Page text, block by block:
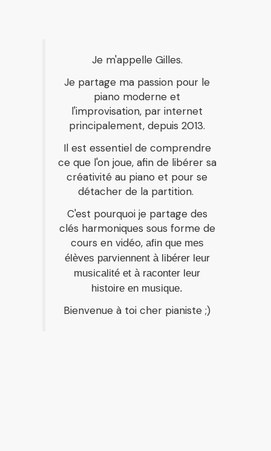
Je m'appelle Gilles.
Je partage ma passion pour le
piano moderne et
l'improvisation, par internet
principalement, depuis 2013.
Il est essentiel de comprendre
ce que l'on joue, afin de libérer sa
créativité au piano et pour se
détacher de la partition.
C'est pourquoi je partage des
clés harmoniques sous forme de
cours en vidéo, afin que mes
élèves parviennent à libérer leur
musicalité et à raconter leur
histoire en musique.
Bienvenue à toi cher pianiste ;)